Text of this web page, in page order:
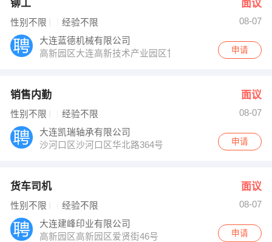
铆工 面议
性别不限 经验不限
08-07
大连蓝德机械有限公司
高新园区大连高新技术产业园区甘井子分园
申请
销售内勤 面议
性别不限 经验不限
08-07
大连凯瑞轴承有限公司
沙河口区沙河口区华北路364号
申请
货车司机 面议
性别不限 经验不限
08-07
大连建峰印业有限公司
高新园区高新园区爱贤街46号
申请